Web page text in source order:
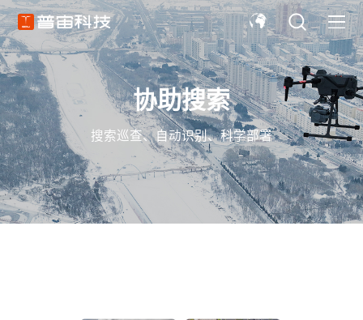
协助搜索
搜索巡查、自动识别、科学部署